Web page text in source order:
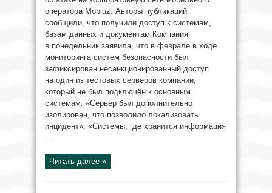
оператора Mobiuz. Авторы публикаций
сообщили, что получили доступ к системам,
базам данных и документам Компания
в понедельник заявила, что в феврале в ходе
мониторинга систем безопасности был
зафиксирован несанкционированный доступ
на один из тестовых серверов компании,
который не был подключён к основным
системам. «Сервер был дополнительно
изолирован, что позволило локализовать
инцидент». «Системы, где хранится информация
...
Читать далее »